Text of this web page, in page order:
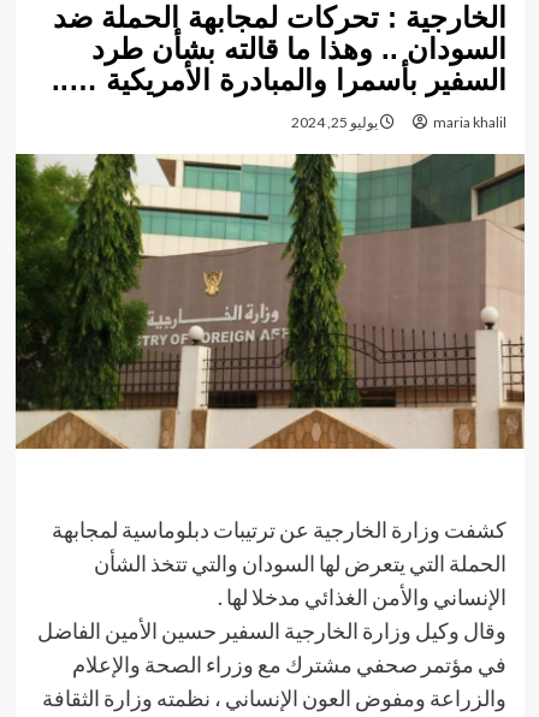
الخارجية : تحركات لمجابهة الحملة ضد
السودان .. وهذا ما قالته بشأن طرد
السفير بأسمرا والمبادرة الأمريكية …..
maria khalil يوليو 25, 2024
كشفت وزارة الخارجية عن ترتيبات دبلوماسية لمجابهة
الحملة التي يتعرض لها السودان والتي تتخذ الشأن
الإنساني والأمن الغذائي مدخلا لها .
وقال وكيل وزارة الخارجية السفير حسين الأمين الفاضل
في مؤتمر صحفي مشترك مع وزراء الصحة والإعلام
والزراعة ومفوض العون الإنساني ، نظمته وزارة الثقافة